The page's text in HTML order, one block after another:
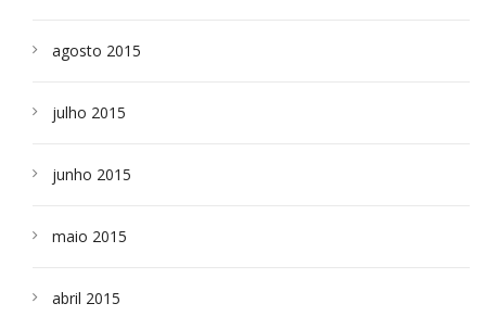
agosto 2015
julho 2015
junho 2015
maio 2015
abril 2015